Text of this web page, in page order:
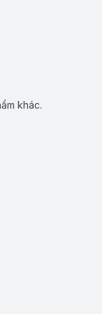
khác.